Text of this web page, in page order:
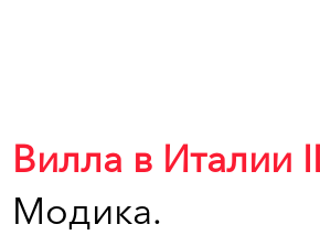
Вилла в Италии
Модика.